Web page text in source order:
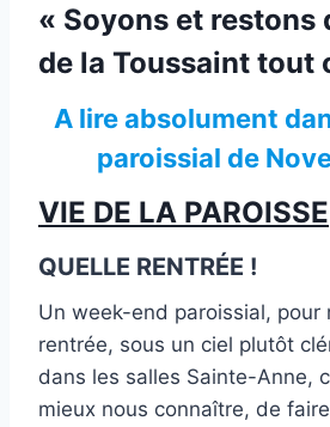
« Soyons et restons
de la Toussaint tout
A lire absolument
paroissial de
VIE DE LA PAROISSE
QUELLE RENTRÉE !
Un week-end paroissial, pour
rentrée, sous un ciel plutôt
dans les salles Sainte-Anne,
mieux nous connaître, de